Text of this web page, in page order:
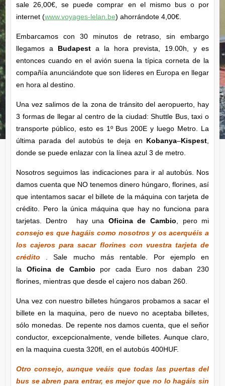
sale 26,00€, se puede comprar en el mismo bus o por
internet(www.voyages-lelan.be) ahorrándote 4,00€.
Embarcamos con 30 minutos de retraso, sin embargo
llegamos a Budapesta la hora prevista, 19.00h, y es
entonces cuando en el avión suena la típica corneta de la
compañía anunciándote que son líderes en Europa en llegar
en hora al destino.
Una vez salimos de la zona de tránsito del aeropuerto, hay
3 formas de llegar al centro de la ciudad: Shuttle Bus, taxi o
transporte público, esto es 1º Bus 200E y luego Metro. La
última parada del autobús te deja en Kobanya–Kispest,
donde se puede enlazar con la línea azul 3 de metro.
Nosotros seguimos las indicaciones para ir al autobús. Nos
damos cuenta que NO tenemos dinero húngaro, florines, así
que intentamos sacar el billete de la máquina con tarjeta de
crédito. Pero la única máquina que hay no funciona para
tarjetas. Dentro hay una Oficina de Cambio, pero mi
consejo es que hagáis como nosotros y os acerquéis a
los cajeros para sacar florines con vuestra tarjeta de
crédito . Sale mucho más rentable. Por ejemplo en
la Oficina de Cambio por cada Euro nos daban 230
florines, mientras que desde el cajero nos daban 260.
Una vez con nuestro billetes húngaros probamos a sacar el
billete en la maquina, pero de nuevo no aceptaba billetes,
sólo monedas. De repente nos damos cuenta, que el señor
conductor, excepcionalmente, vende billetes. Aunque claro,
en la maquina cuesta 320fl, en el autobús 400HUF.
Otro consejo, aunque veáis que todas las puertas del
bus se abren para entrar, es mejor que no lo hagáis sin